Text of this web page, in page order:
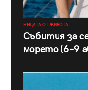
НЕЩАТА ОТ ЖИВОТА
Събития за
морето (6–9